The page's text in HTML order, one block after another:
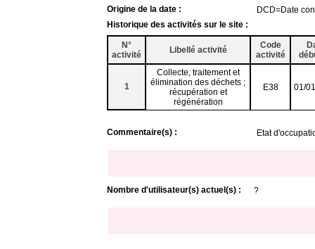
Origine de la date :
DCD=Date
Historique des activités sur le site :
N°
activité
Libellé activité
Code
activité
1
Collecte, traitement et
élimination des déchets ;
récupération et
régénération
E38 01/
Commentaire(s) : Etat
Nombre d'utilisateur(s) actuel(s) : ?